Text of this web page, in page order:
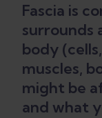
Fascia is
surrounds
body
muscles,
might be
and what